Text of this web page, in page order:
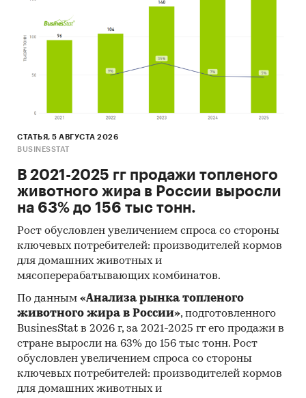
зарубежных получателей
При подготовке обзора используется
данные.
Информация профильных ведомств:
статистики (Росстат)
Федеральная таможенная служба
Федеральная налоговая служба
Таможенный союз ЕАЭС
Информация, собранная BusinesStat:
показатели торговли этиловым спиртом
оценки экспертов химической и пищевой
промышленности
Категории: Промышленность / ...
/
Алкогольные напитки / Спирт
Россия
СТАТЬЯ, 5 АВГУСТА 2026
BUSINESSTAT
В 2021-2025 гг продажи топленого
животного жира в России выросли
на 63% до 156 тыс тонн.
Рост обусловлен увеличением спроса со стороны
ключевых потребителей: производителей кормов
для домашних животных и
мясоперерабатывающих комбинатов.
По данным «Анализа рынка топленого
животного жира в России», подготовленного
BusinesStat в 2026 г, за 2021-2025 гг его продажи в
стране выросли на 63% до 156 тыс тонн. Рост
обусловлен увеличением спроса со стороны
ключевых потребителей: производителей кормов
для домашних животных и